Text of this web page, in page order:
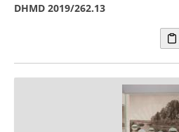
DHMD 2019/262.13